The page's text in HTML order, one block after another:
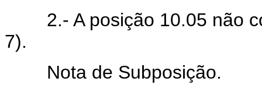
2.- A posição 10.05 não
7).
Nota de Subposição.